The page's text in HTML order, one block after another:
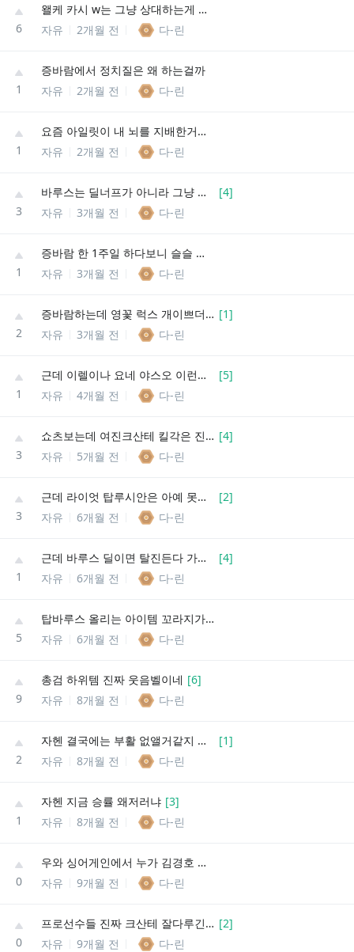
6
왤케 카시 w는 그냥 상대하는게 불쾌할까
자유
2개월 전 다-린
1
증바람에서 정치질은 왜 하는걸까
자유
2개월 전 다-린
1
요즘 아일릿이 내 뇌를 지배한거같애
자유
2개월 전 다-린
3
바루스는 딜너프가 아니라 그냥 이속이랑 체력을 너프하는게 맞지 않을까? [4]
자유
3개월 전 다-린
1
증바람 한 1주일 하다보니 슬슬 물리기 시작하네,,,
자유
3개월 전 다-린
2
증바람하는데 영꽃 럭스 개이쁘더라 [1]
자유
3개월 전 다-린
1
근데 이렐이나 요네 야스오 이런애들 있잖아 [5]
자유
4개월 전 다-린
3
쇼츠보는데 여진크산테 킬각은 진짜 레전드네 [4]
자유
5개월 전 다-린
3
근데 라이엇 탑루시안은 아예 못오게 막아버렸으면서 [2]
자유
6개월 전 다-린
1
근데 바루스 딜이면 탈진든다 가정하에 올라프도 이기는거 아님? [4]
자유
6개월 전 다-린
5
탑바루스 올리는 아이템 꼬라지가 진짜 가관이네
자유
6개월 전 다-린
9
총검 하위템 진짜 웃음벨이네 [6]
자유
8개월 전 다-린
2
자헨 결국에는 부활 없앨거같지 않음? [1]
자유
8개월 전 다-린
1
자헨 지금 승률 왜저러냐 [3]
자유
8개월 전 다-린
0
우와 싱어게인에서 누가 김경호 탈출 불렀네
자유
9개월 전 다-린
0
프로선수들 진짜 크산테 잘다루긴하는데 [2]
자유
9개월 전 다-린